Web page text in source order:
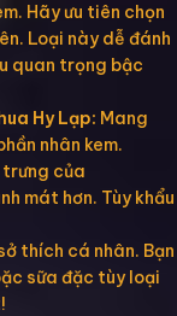
Hãy ưu tiên chọn
Loại này dễ đánh
quan trọng bậc
Hy Lạp: Mang
nhân kem.
trưng của
mát hơn. Tùy khẩu
thích cá nhân. Bạn
sữa đặc tùy loại